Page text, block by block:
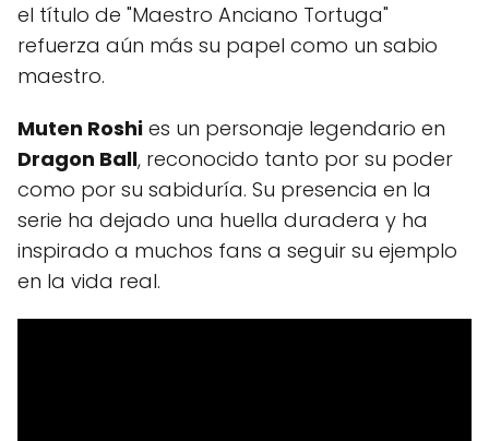
el título de "Maestro Anciano Tortuga"
refuerza aún más su papel como un sabio
maestro.
Muten Roshi es un personaje legendario en
Dragon Ball, reconocido tanto por su poder
como por su sabiduría. Su presencia en la
serie ha dejado una huella duradera y ha
inspirado a muchos fans a seguir su ejemplo
en la vida real.